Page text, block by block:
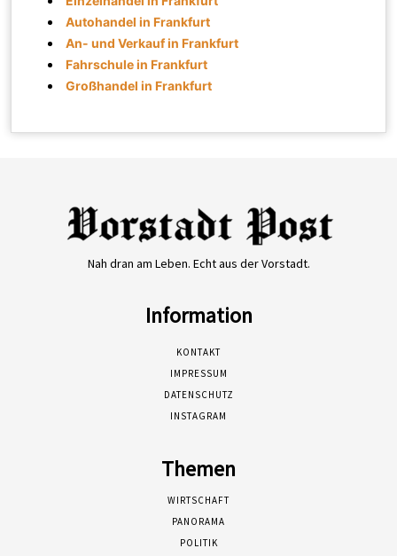
Autohandel in Frankfurt
An- und Verkauf in Frankfurt
Fahrschule in Frankfurt
Großhandel in Frankfurt
Nah dran am Leben. Echt aus der Vorstadt.
Information
KONTAKT
IMPRESSUM
DATENSCHUTZ
INSTAGRAM
Themen
WIRTSCHAFT
PANORAMA
POLITIK